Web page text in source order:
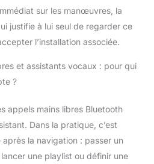
les voitures, les
modèles plus anciens
sans écran intelligent,
pour l'écran Apple
CarPlay - Profitez de
comme vous le
souhaitez ! Diffusez
votre musique sans fil
depuis votre téléphone
par Bluetooth. Pour les
sur les manœuvres, la
justifie à lui seul de regarder ce
l’installation associée.
et assistants vocaux : pour qui
?
appels mains libres Bluetooth
Dans la pratique, c’est
la navigation : passer un
une playlist ou définir une